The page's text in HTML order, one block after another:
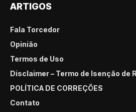
ARTIGOS
Fala Torcedor
Opinião
Termos de Uso
Disclaimer – Termo de Isenção de
POLÍTICA DE CORREÇÕES
Contato